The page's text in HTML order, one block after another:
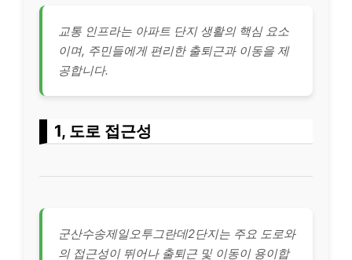
교통 인프라는 아파트 단지 생활의 핵심 요소
이며, 주민들에게 편리한 출퇴근과 이동을 제
공합니다.
1, 도로 접근성
군산수송제일오투그란데2단지는 주요 도로와
의 접근성이 뛰어나 출퇴근 및 이동이 용이합